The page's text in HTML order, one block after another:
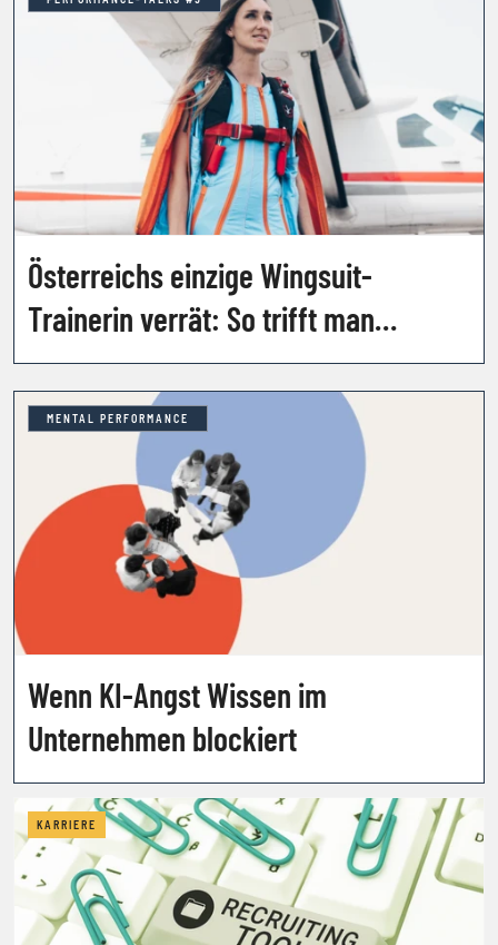
Österreichs einzige Wingsuit-
Trainerin verrät: So trifft man
Entscheidungen in
Sekundenbruchteilen
MENTAL PERFORMANCE
Wenn KI-Angst Wissen im
Unternehmen blockiert
KARRIERE